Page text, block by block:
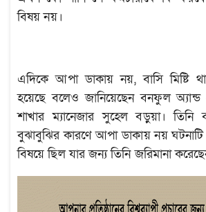
বিষয় নয়।
এদিকে আপা ডাকায় নয়, বাসি মিষ্টি
হয়েছে বলেও জানিয়েছেন বনফুল
শাখার ম্যানেজার সুহেল বড়ুয়া। তিনি
বুঝাবুঝির কারণে আপা ডাকায় নয় ঘটনাটি
বিষয়ে ছিল যার জন্য তিনি জরিমানা